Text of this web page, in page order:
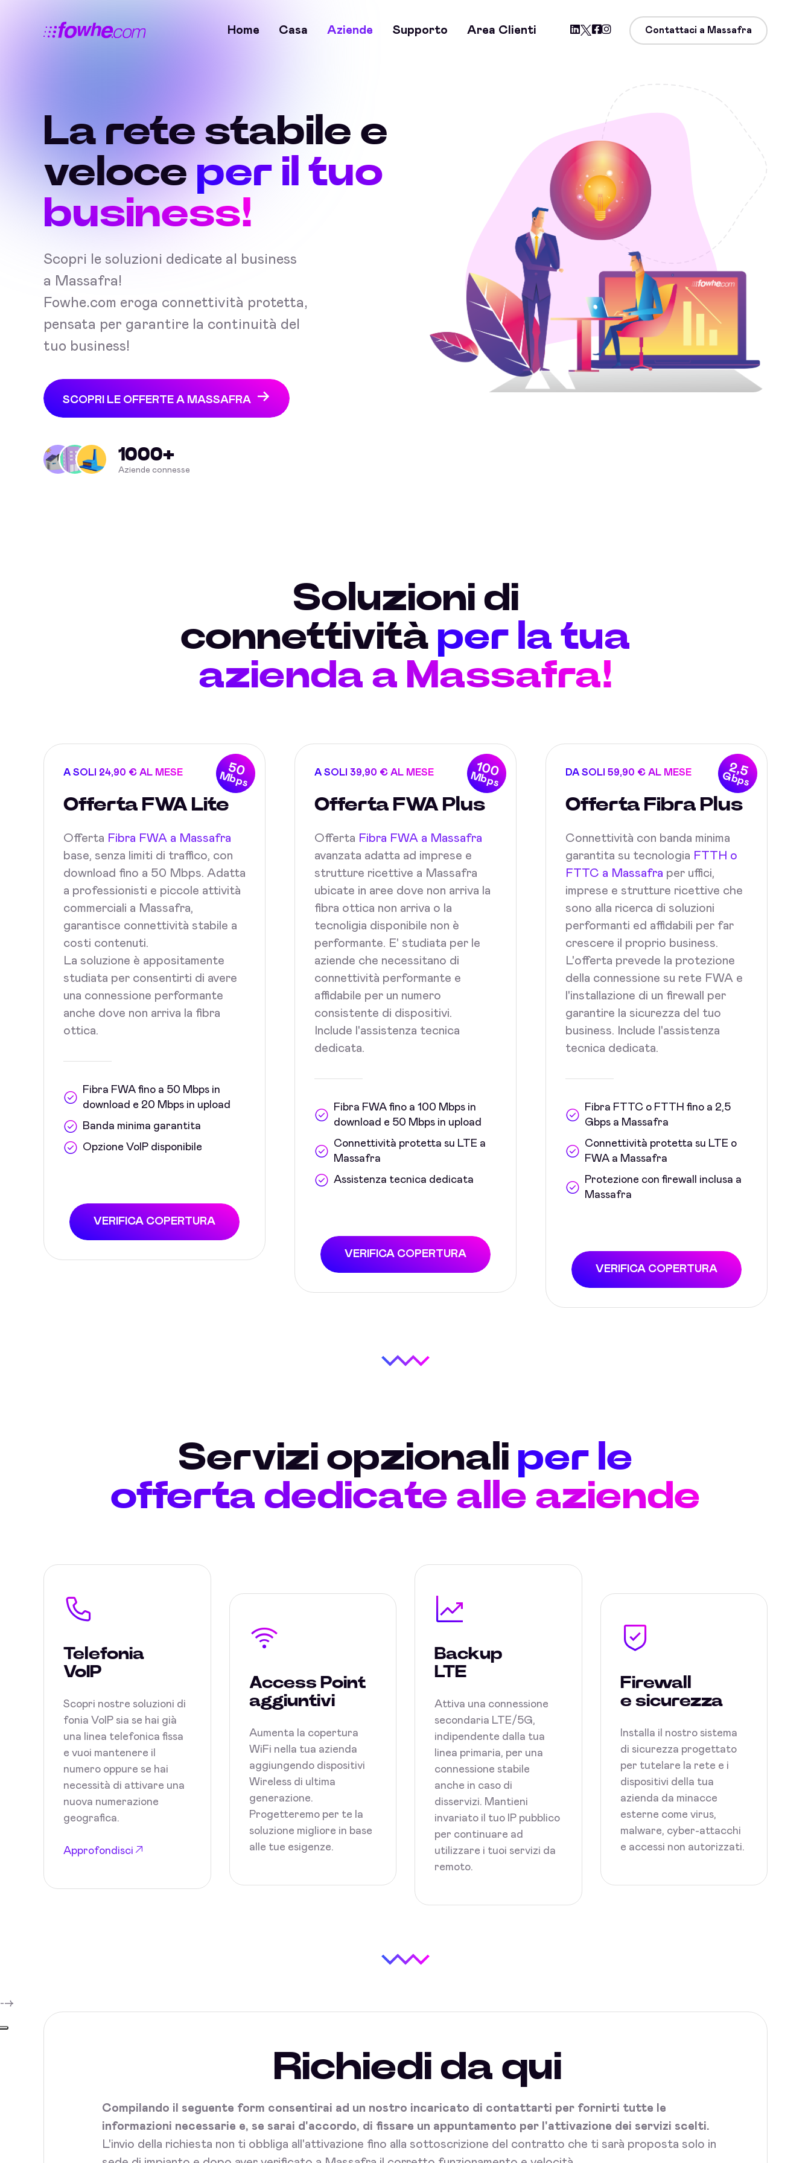
Home Casa Aziende Supporto Area Clienti Contattaci a Massafra
La rete stabile e
veloce per il tuo
business!
Scopri le soluzioni dedicate al business
a Massafra!
Fowhe.com eroga connettività protetta,
pensata per garantire la continuità del
tuo business!
SCOPRI LE OFFERTE A MASSAFRA
1000+
Aziende connesse
Soluzioni di
connettività per la tua
azienda a Massafra!
50
Mbps
A SOLI 24,90 € AL MESE
Offerta FWA Lite
Offerta Fibra FWA a Massafra
base, senza limiti di traffico, con
download fino a 50 Mbps. Adatta
a professionisti e piccole attività
commerciali a Massafra,
garantisce connettività stabile a
costi contenuti.
La soluzione è appositamente
studiata per consentirti di avere
una connessione performante
anche dove non arriva la fibra
ottica.
Fibra FWA fino a 50 Mbps in
download e 20 Mbps in upload
Banda minima garantita
Opzione VoIP disponibile
VERIFICA COPERTURA
100
Mbps
A SOLI 39,90 € AL MESE
Offerta FWA Plus
Offerta Fibra FWA a Massafra
avanzata adatta ad imprese e
strutture ricettive a Massafra
ubicate in aree dove non arriva la
fibra ottica non arriva o la
tecnoligia disponibile non è
performante. E' studiata per le
aziende che necessitano di
connettività performante e
affidabile per un numero
consistente di dispositivi.
Include l'assistenza tecnica
dedicata.
Fibra FWA fino a 100 Mbps in
download e 50 Mbps in upload
Connettività protetta su LTE a
Massafra
Assistenza tecnica dedicata
VERIFICA COPERTURA
2,5
Gbps
DA SOLI 59,90 € AL MESE
Offerta Fibra Plus
Connettività con banda minima
garantita su tecnologia FTTH o
FTTC a Massafra per uffici,
imprese e strutture ricettive che
sono alla ricerca di soluzioni
performanti ed affidabili per far
crescere il proprio business.
L'offerta prevede la protezione
della connessione su rete FWA e
l'installazione di un firewall per
garantire la sicurezza del tuo
business. Include l'assistenza
tecnica dedicata.
Fibra FTTC o FTTH fino a 2,5
Gbps a Massafra
Connettività protetta su LTE o
FWA a Massafra
Protezione con firewall inclusa a
Massafra
VERIFICA COPERTURA
Servizi opzionali per le
offerta dedicate alle aziende
Telefonia
VoIP
Scopri nostre soluzioni di
fonia VoIP sia se hai già
una linea telefonica fissa
e vuoi mantenere il
numero oppure se hai
necessità di attivare una
nuova numerazione
geografica.
Approfondisci
Access Point
aggiuntivi
Aumenta la copertura
WiFi nella tua azienda
aggiungendo dispositivi
Wireless di ultima
generazione.
Progetteremo per te la
soluzione migliore in base
alle tue esigenze.
Backup
LTE
Attiva una connessione
secondaria LTE/5G,
indipendente dalla tua
linea primaria, per una
connessione stabile
anche in caso di
disservizi. Mantieni
invariato il tuo IP pubblico
per continuare ad
utilizzare i tuoi servizi da
remoto.
Firewall
e sicurezza
Installa il nostro sistema
di sicurezza progettato
per tutelare la rete e i
dispositivi della tua
azienda da minacce
esterne come virus,
malware, cyber-attacchi
e accessi non autorizzati.
-->
Richiedi da qui
Compilando il seguente form consentirai ad un nostro incaricato di contattarti per fornirti tutte le
informazioni necessarie e, se sarai d'accordo, di fissare un appuntamento per l'attivazione dei servizi scelti.
L'invio della richiesta non ti obbliga all'attivazione fino alla sottoscrizione del contratto che ti sarà proposta solo in